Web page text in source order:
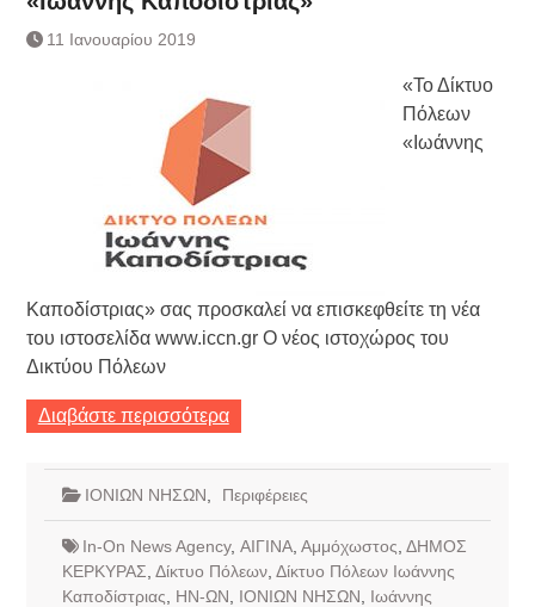
Τράπεζας- ΕΚΤ
Συναλλάγματος &
Τραπεζογραμματίων 7-3-2019
Ημερήσιο Δελτίο Τιμών
11 Ιανουαρίου 2019
«Το Δίκτυο
Πόλεων
«Ιωάννης
Καποδίστριας» σας προσκαλεί να επισκεφθείτε τη νέα
του ιστοσελίδα www.iccn.gr Ο νέος ιστοχώρος του
Δικτύου Πόλεων
Διαβάστε περισσότερα
ΙΟΝΙΩΝ ΝΗΣΩΝ Περιφέρειες
In-On News Agency, ΑΙΓΙΝΑ, Αμμόχωστος ΔΗΜΟΣ
ΚΕΡΚΥΡΑΣ Δίκτυο Πόλεων, Δίκτυο Πόλεων Ιωάννης
Καποδίστριας
ΗΝ-ΩΝ ΙΟΝΙΩΝ ΝΗΣΩΝ
Ιωάννης